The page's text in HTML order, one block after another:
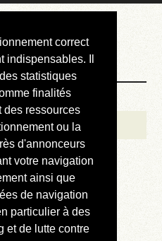
correct
indispensables. Il
statistiques
finalités
des ressources
ou la
d'annonceurs
votre navigation
ainsi que
de navigation
particulier à des
et de lutte contre